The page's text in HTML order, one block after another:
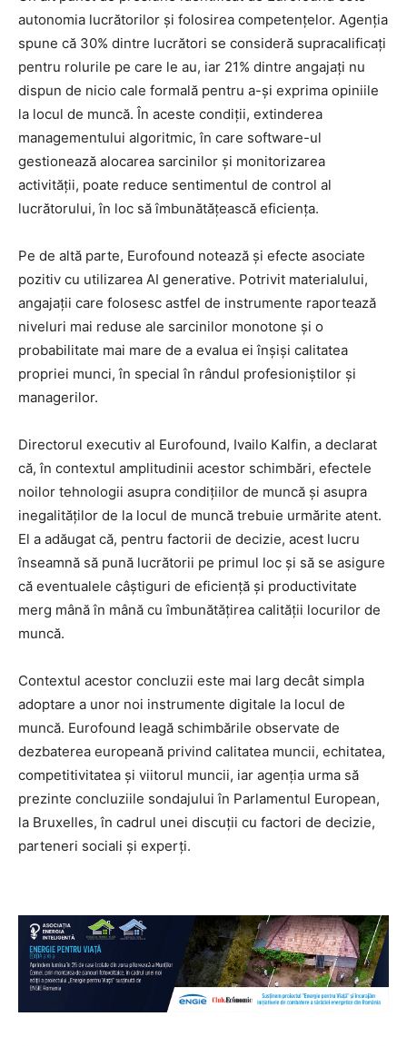
autonomia lucrătorilor și folosirea competențelor. Agenția
spune că 30% dintre lucrători se consideră supracalificați
pentru rolurile pe care le au, iar 21% dintre angajați nu
dispun de nicio cale formală pentru a-și exprima opiniile
la locul de muncă. În aceste condiții, extinderea
managementului algoritmic, în care software-ul
gestionează alocarea sarcinilor și monitorizarea
activității, poate reduce sentimentul de control al
lucrătorului, în loc să îmbunătățească eficiența.
Pe de altă parte, Eurofound notează și efecte asociate
pozitiv cu utilizarea AI generative. Potrivit materialului,
angajații care folosesc astfel de instrumente raportează
niveluri mai reduse ale sarcinilor monotone și o
probabilitate mai mare de a evalua ei înșiși calitatea
propriei munci, în special în rândul profesioniștilor și
managerilor.
Directorul executiv al Eurofound, Ivailo Kalfin, a declarat
că, în contextul amplitudinii acestor schimbări, efectele
noilor tehnologii asupra condițiilor de muncă și asupra
inegalităților de la locul de muncă trebuie urmărite atent.
El a adăugat că, pentru factorii de decizie, acest lucru
înseamnă să pună lucrătorii pe primul loc și să se asigure
că eventualele câștiguri de eficiență și productivitate
merg mână în mână cu îmbunătățirea calității locurilor de
muncă.
Contextul acestor concluzii este mai larg decât simpla
adoptare a unor noi instrumente digitale la locul de
muncă. Eurofound leagă schimbările observate de
dezbaterea europeană privind calitatea muncii, echitatea,
competitivitatea și viitorul muncii, iar agenția urma să
prezinte concluziile sondajului în Parlamentul European,
la Bruxelles, în cadrul unei discuții cu factori de decizie,
parteneri sociali și experți.